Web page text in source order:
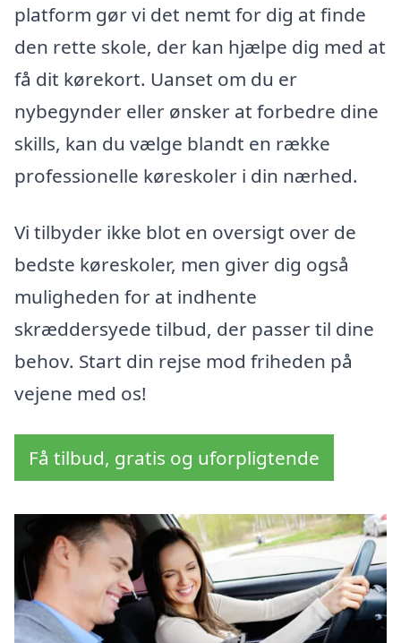
platform gør vi det nemt for dig at finde
den rette skole, der kan hjælpe dig med at
få dit kørekort. Uanset om du er
nybegynder eller ønsker at forbedre dine
skills, kan du vælge blandt en række
professionelle køreskoler i din nærhed.
Vi tilbyder ikke blot en oversigt over de
bedste køreskoler, men giver dig også
muligheden for at indhente
skræddersyede tilbud, der passer til dine
behov. Start din rejse mod friheden på
vejene med os!
Få tilbud, gratis og uforpligtende